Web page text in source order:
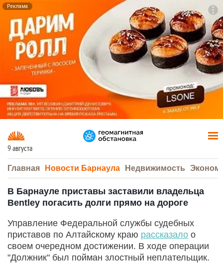
Реклама
9 августа
Главная Новости Барнаула Недвижимость
В Барнауле приставы заставили владельца
Bentley погасить долги прямо на дороге
Управление Федеральной службы судебных
приставов по Алтайскому краю рассказало о
своем очередном достижении. В ходе операции
"Должник" был пойман злостный неплательщик.